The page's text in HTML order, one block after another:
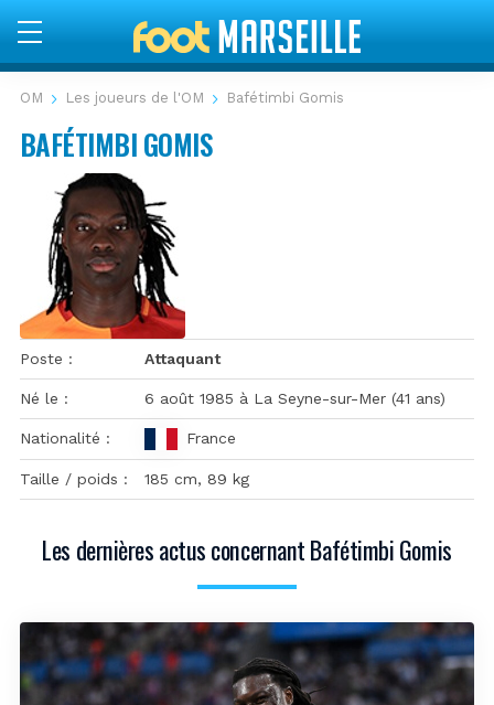
OM Les joueurs de l'OM Bafétimbi Gomis
BAFÉTIMBI GOMIS
Poste Attaquant
Né le 6 août 1985 à La Seyne-sur-Mer (41 ans)
Nationalité France
Taille / poids Gomis185 cm, 89 kg
Les dernières actus concernant Bafétimbi Gomis